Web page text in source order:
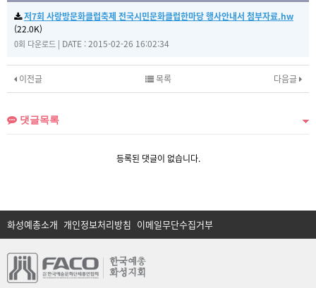
저7회 사랑방문화클럽축제 전국시민문화클럽한마당 행사안내서 첨부자료.hw
(22.0K)
0회 다운로드 | DATE : 2015-02-26 16:02:34
이전글 다음글
목록
댓글목록
등록된 댓글이 없습니다.
화성예총소개 개인정보처리방침 이메일무단수집거부